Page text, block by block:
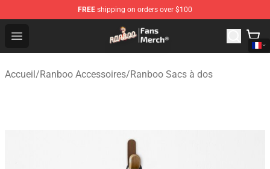
FREE shipping on orders over $100
Open menu
Ranboo Store - Official Ranboo Merchandise Shop
Accueil/Ranboo Accessoires/Ranboo Sacs à dos